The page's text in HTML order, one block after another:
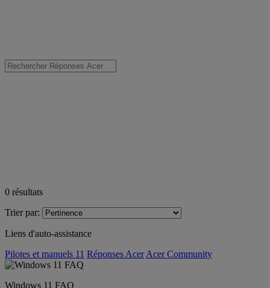
0 résultats
Trier par:
Liens d'auto-assistance
Pilotes et manuels 11 Réponses Acer Acer Community
Windows 11 FAQ